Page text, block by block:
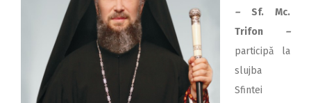
– Sf. Mc.
Trifon –
participă la
slujba
Sfintei